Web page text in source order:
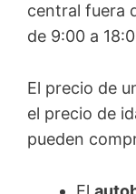
central fuera
de 9:00 a
El precio de
el precio de
pueden